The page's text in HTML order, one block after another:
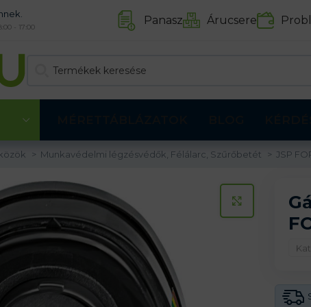
- 17:00 Panasz Árucsere
Munkavédelmi légzésvédők, Félálarc, Szűrőbetét JSP
KATTINTS